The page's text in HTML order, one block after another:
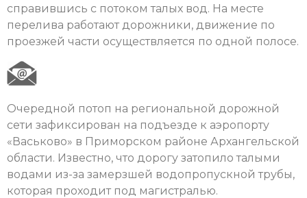
справившись с потоком талых вод. На месте
перелива работают дорожники, движение по
проезжей части осуществляется по одной полосе.
Очередной потоп на региональной дорожной
сети зафиксирован на подъезде к аэропорту
«Васьково» в Приморском районе Архангельской
области. Известно, что дорогу затопило талыми
водами из-за замерзшей водопропускной трубы,
которая проходит под магистралью.